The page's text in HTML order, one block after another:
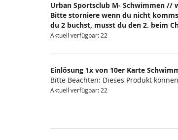
Urban Sportsclub M- Schwimmen //
Bitte storniere wenn du nicht
du 2 buchst, musst du den 2. beim
Aktuell verfügbar: 22
Einlösung 1x von 10er Karte
Bitte Beachten: Dieses Produkt
Aktuell verfügbar: 22